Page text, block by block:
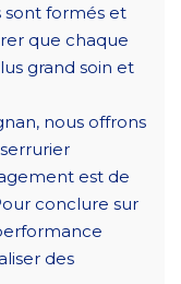
sont formés et
que chaque
grand soin et
nous offrons
est de
conclure sur
des